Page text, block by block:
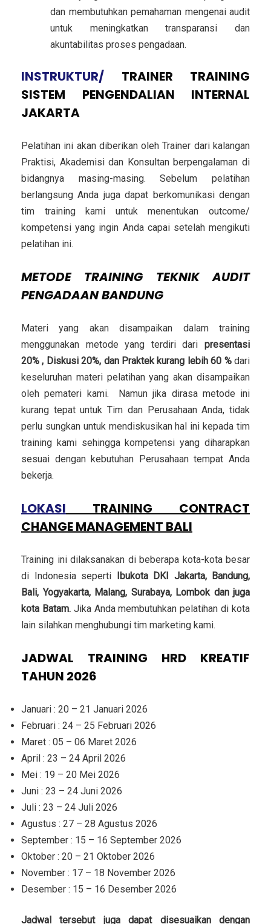
dan membutuhkan pemahaman mengenai audit
untuk meningkatkan transparansi dan
akuntabilitas proses pengadaan.
INSTRUKTUR/ TRAINER TRAINING
SISTEM PENGENDALIAN INTERNAL
JAKARTA
Pelatihan ini akan diberikan oleh Trainer dari kalangan
Praktisi, Akademisi dan Konsultan berpengalaman di
bidangnya masing-masing. Sebelum pelatihan
berlangsung Anda juga dapat berkomunikasi dengan
tim training kami untuk menentukan outcome/
kompetensi yang ingin Anda capai setelah mengikuti
pelatihan ini.
METODE TRAINING TEKNIK AUDIT
PENGADAAN BANDUNG
Materi yang akan disampaikan dalam training
menggunakan metode yang terdiri dari presentasi
20% , Diskusi 20%, dan Praktek kurang lebih 60 %dari
keseluruhan materi pelatihan yang akan disampaikan
oleh pemateri kami. Namun jika dirasa metode ini
kurang tepat untuk Tim dan Perusahaan Anda, tidak
perlu sungkan untuk mendiskusikan hal ini kepada tim
training kami sehingga kompetensi yang diharapkan
sesuai dengan kebutuhan Perusahaan tempat Anda
bekerja.
LOKASI
TRAINING CONTRACT
CHANGE MANAGEMENT BALI
Training ini dilaksanakan di beberapa kota-kota besar
di Indonesia seperti Ibukota DKI Jakarta, Bandung,
Bali, Yogyakarta, Malang, Surabaya, Lombok dan juga
kota Batam.Jika Anda membutuhkan pelatihan di kota
lain silahkan menghubungi tim marketing kami.
JADWAL TRAINING HRD KREATIF
TAHUN 2026
Januari : 20 – 21 Januari 2026
Februari : 24 – 25 Februari 2026
Maret : 05 – 06 Maret 2026
April : 23 – 24 April 2026
Mei : 19 – 20 Mei 2026
Juni : 23 – 24 Juni 2026
Juli : 23 – 24 Juli 2026
Agustus : 27 – 28 Agustus 2026
September : 15 – 16 September 2026
Oktober : 20 – 21 Oktober 2026
November : 17 – 18 November 2026
Desember : 15 – 16 Desember 2026
Jadwal tersebut juga dapat disesuaikan dengan